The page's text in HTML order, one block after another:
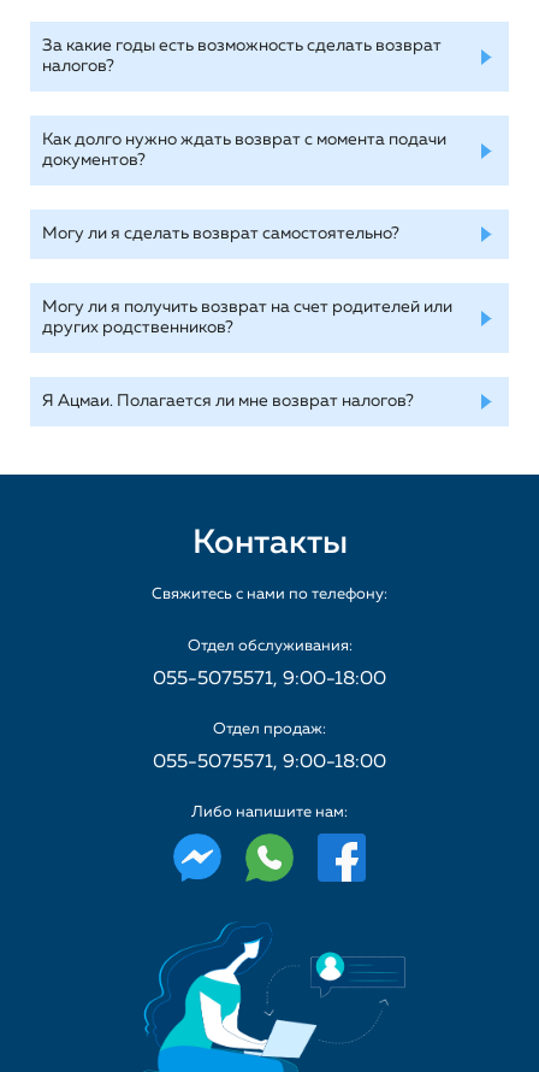
За какие годы есть возможность сделать возврат
налогов?
Как долго нужно ждать возврат с момента подачи
документов?
Могу ли я сделать возврат самостоятельно?
Могу ли я получить возврат на счет родителей или
других родственников?
Я Ацмаи. Полагается ли мне возврат налогов?
Контакты
Свяжитесь с нами по телефону:
Отдел обслуживания:
055-5075571, 9:00-18:00
Отдел продаж:
055-5075571, 9:00-18:00
Либо напишите нам: